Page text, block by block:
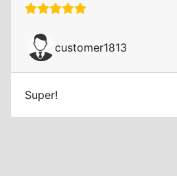
customer1813
Super!